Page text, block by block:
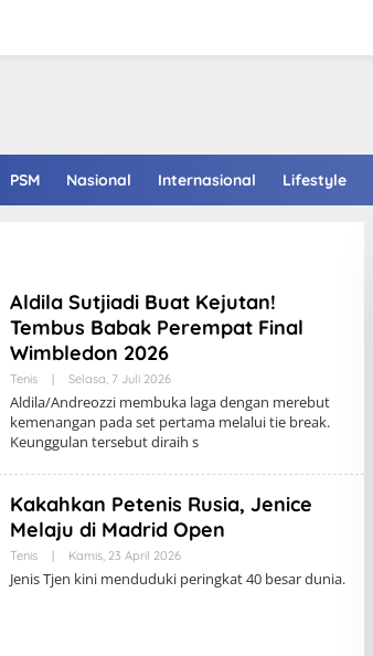
PSM Nasional Internasional Lifestyle
Aldila Sutjiadi Buat Kejutan!
Tembus Babak Perempat Final
Wimbledon 2026
Tenis Selasa, 7 Juli 2026
Aldila/Andreozzi membuka laga dengan merebut
kemenangan pada set pertama melalui tie break.
Keunggulan tersebut diraih s
Kakahkan Petenis Rusia, Jenice
Melaju di Madrid Open
Tenis Kamis, 23 April 2026
Jenis Tjen kini menduduki peringkat 40 besar dunia.